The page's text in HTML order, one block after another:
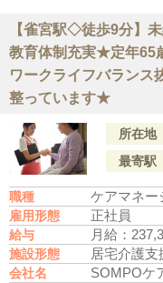
【雀宮駅◇徒歩9分】
教育体制充実★定年65
ワークライフバランス
整っています★
所在地
最寄駅
職種 ケアマネー
雇用形態 正社員
給与 月給：
施設形態 居宅介護支
会社名 SOMPOケ